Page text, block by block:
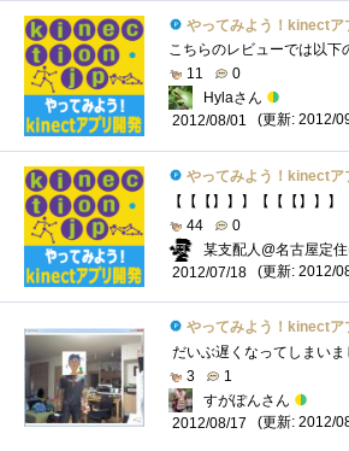
やってみよう！kinectアプ
11
0
Hylaさん
2012/08/01
(更新: 2012/
やってみよう！kinectアプ
44
0
某支配人@名古屋定
2012/07/18
(更新: 2012/
やってみよう！kinectアプ
3
1
すがぽんさん
2012/08/17
(更新: 2012/